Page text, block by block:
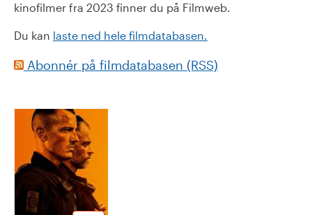
kinofilmer fra 2023 finner du på Filmweb.
Du kan laste ned hele filmdatabasen.
Abonnér på filmdatabasen (RSS)